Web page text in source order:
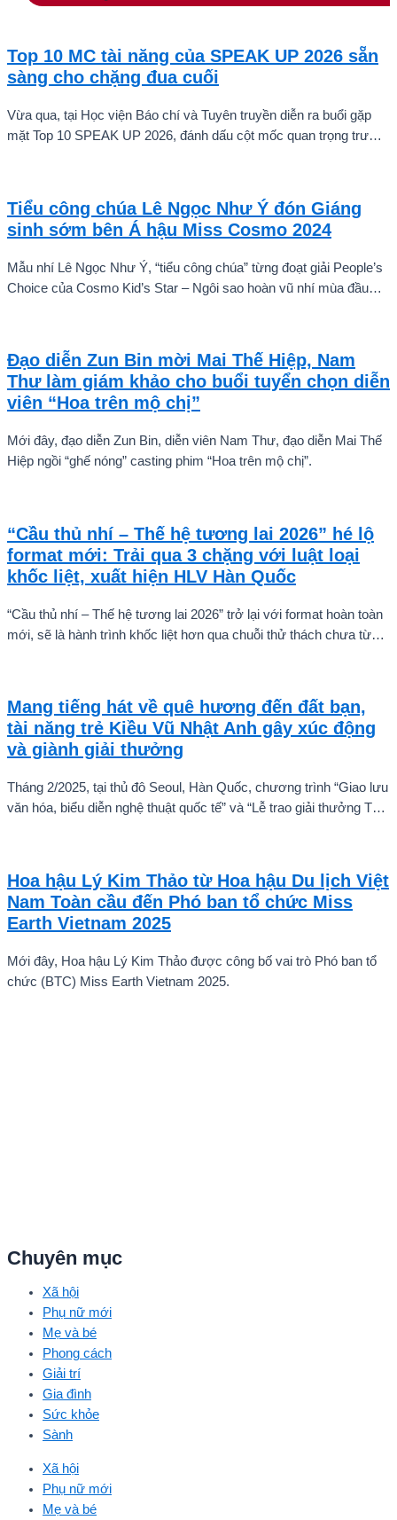
Top 10 MC tài năng của SPEAK UP 2026 sẵn
sàng cho chặng đua cuối
Vừa qua, tại Học viện Báo chí và Tuyên truyền diễn ra buổi gặp
mặt Top 10 SPEAK UP 2026, đánh dấu cột mốc quan trọng trước
Tiểu công chúa Lê Ngọc Như Ý đón Giáng
sinh sớm bên Á hậu Miss Cosmo 2024
Mẫu nhí Lê Ngọc Như Ý, “tiểu công chúa” từng đoạt giải People’s
Choice của Cosmo Kid’s Star – Ngôi sao hoàn vũ nhí mùa đầu
Đạo diễn Zun Bin mời Mai Thế Hiệp, Nam
Thư làm giám khảo cho buổi tuyển chọn diễn
viên “Hoa trên mộ chị”
Mới đây, đạo diễn Zun Bin, diễn viên Nam Thư, đạo diễn Mai Thế
Hiệp ngồi “ghế nóng” casting phim “Hoa trên mộ chị”.
“Cầu thủ nhí – Thế hệ tương lai 2026” hé lộ
format mới: Trải qua 3 chặng với luật loại
khốc liệt, xuất hiện HLV Hàn Quốc
“Cầu thủ nhí – Thế hệ tương lai 2026” trở lại với format hoàn toàn
mới, sẽ là hành trình khốc liệt hơn qua chuỗi thử thách chưa từng
sàng chinh phục thử thách.
Mang tiếng hát về quê hương đến đất bạn,
tài năng trẻ Kiều Vũ Nhật Anh gây xúc động
và giành giải thưởng
Tháng 2/2025, tại thủ đô Seoul, Hàn Quốc, chương trình “Giao lưu
văn hóa, biểu diễn nghệ thuật quốc tế” và “Lễ trao giải thưởng Tài
ấn tượng mạnh với giọng hát trữ tình sâu lắng, mang đậm hơi thở
quê hương.
Hoa hậu Lý Kim Thảo từ Hoa hậu Du lịch Việt
Nam Toàn cầu đến Phó ban tổ chức Miss
Earth Vietnam 2025
Mới đây, Hoa hậu Lý Kim Thảo được công bố vai trò Phó ban tổ
chức (BTC) Miss Earth Vietnam 2025.
Chuyên mục
Xã hội
Phụ nữ mới
Mẹ và bé
Phong cách
Giải trí
Gia đình
Sức khỏe
Sành
Xã hội
Phụ nữ mới
Mẹ và bé